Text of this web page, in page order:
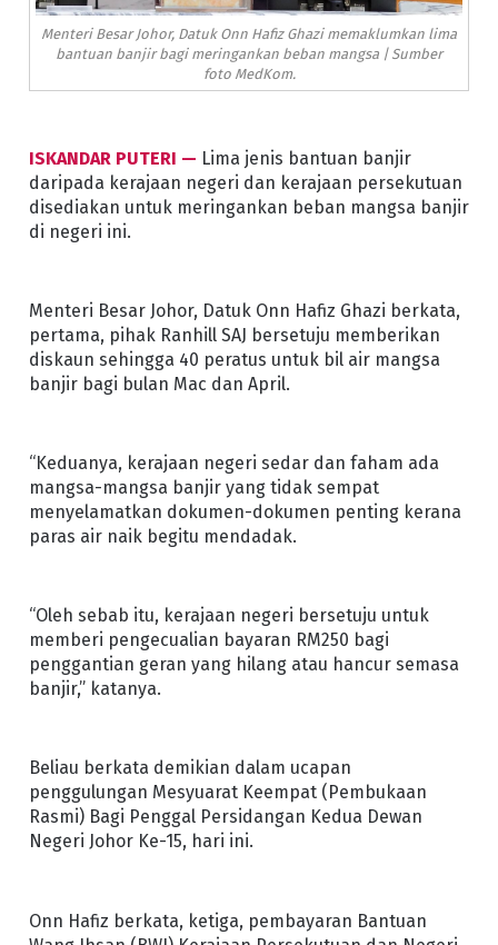
Menteri Besar Johor, Datuk Onn Hafiz Ghazi memaklumkan lima
bantuan banjir bagi meringankan beban mangsa | Sumber
foto MedKom.
ISKANDAR PUTERI — Lima jenis bantuan banjir
daripada kerajaan negeri dan kerajaan persekutuan
disediakan untuk meringankan beban mangsa banjir
di negeri ini.
Menteri Besar Johor, Datuk Onn Hafiz Ghazi berkata,
pertama, pihak Ranhill SAJ bersetuju memberikan
diskaun sehingga 40 peratus untuk bil air mangsa
banjir bagi bulan Mac dan April.
“Keduanya, kerajaan negeri sedar dan faham ada
mangsa-mangsa banjir yang tidak sempat
menyelamatkan dokumen-dokumen penting kerana
paras air naik begitu mendadak.
“Oleh sebab itu, kerajaan negeri bersetuju untuk
memberi pengecualian bayaran RM250 bagi
penggantian geran yang hilang atau hancur semasa
banjir,” katanya.
Beliau berkata demikian dalam ucapan
penggulungan Mesyuarat Keempat (Pembukaan
Rasmi) Bagi Penggal Persidangan Kedua Dewan
Negeri Johor Ke-15, hari ini.
Onn Hafiz berkata, ketiga, pembayaran Bantuan